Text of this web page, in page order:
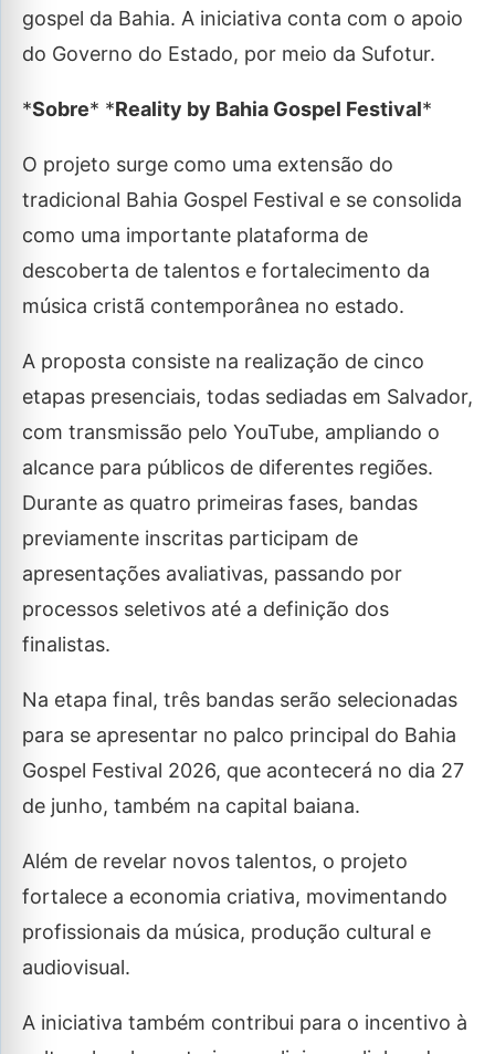
gospel da Bahia. A iniciativa conta com o apoio
do Governo do Estado, por meio da Sufotur.
*Sobre* *Reality by Bahia Gospel Festival*
O projeto surge como uma extensão do
tradicional Bahia Gospel Festival e se consolida
como uma importante plataforma de
descoberta de talentos e fortalecimento da
música cristã contemporânea no estado.
A proposta consiste na realização de cinco
etapas presenciais, todas sediadas em Salvador,
com transmissão pelo YouTube, ampliando o
alcance para públicos de diferentes regiões.
Durante as quatro primeiras fases, bandas
previamente inscritas participam de
apresentações avaliativas, passando por
processos seletivos até a definição dos
finalistas.
Na etapa final, três bandas serão selecionadas
para se apresentar no palco principal do Bahia
Gospel Festival 2026, que acontecerá no dia 27
de junho, também na capital baiana.
Além de revelar novos talentos, o projeto
fortalece a economia criativa, movimentando
profissionais da música, produção cultural e
audiovisual.
A iniciativa também contribui para o incentivo à